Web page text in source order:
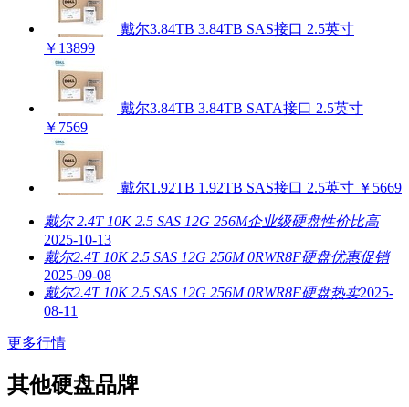
戴尔3.84TB 3.84TB SAS接口 2.5英寸
￥13899
戴尔3.84TB 3.84TB SATA接口 2.5英寸
￥7569
戴尔1.92TB 1.92TB SAS接口 2.5英寸 ￥5669
戴尔 2.4T 10K 2.5 SAS 12G 256M企业级硬盘性价比高
2025-10-13
戴尔2.4T 10K 2.5 SAS 12G 256M 0RWR8F硬盘优惠促销
2025-09-08
戴尔2.4T 10K 2.5 SAS 12G 256M 0RWR8F硬盘热卖2025-
08-11
更多行情
其他硬盘品牌